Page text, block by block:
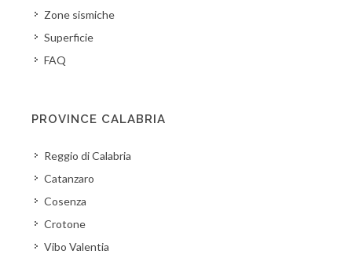
Zone sismiche
Superficie
FAQ
PROVINCE CALABRIA
Reggio di Calabria
Catanzaro
Cosenza
Crotone
Vibo Valentia